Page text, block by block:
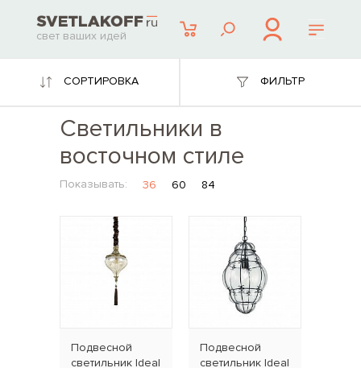
свет ваших идей
СОРТИРОВКА ФИЛЬТР
Светильники в
восточном стиле
Показывать: 36 60 84
Подвесной
светильник Ideal
Подвесной
светильник Ideal